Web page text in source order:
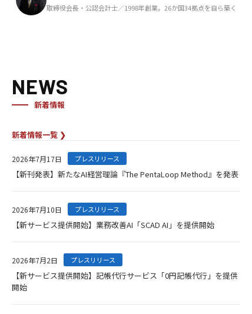
取締役会長・公認会計士／1998年創業。26か国34拠点を自ら築く
NEWS
新着情報
新着情報一覧 ❯
2026年7月17日 プレスリリース
【新刊発表】新たなAI経営理論『The PentaLoop Method』を発表
2026年7月10日 プレスリリース
【新サービス提供開始】業務改善AI「SCAD AI」を提供開始
2026年7月2日 プレスリリース
【新サービス提供開始】記帳代行サービス「0円記帳代行」を提供
開始